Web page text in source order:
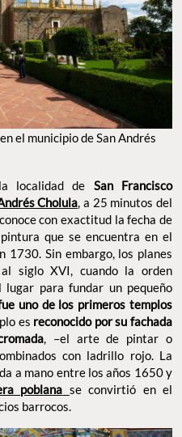
el municipio de San Andrés
localidad de San Francisco
Cholula, a 25 minutos del
con exactitud la fecha de
que se encuentra en el
1730. Sin embargo, los planes
siglo XVI, cuando la orden
para fundar un pequeño
uno de los primeros templos
es reconocido por su fachada
, –el arte de pintar o
con ladrillo rojo. La
a mano entre los años 1650 y
poblana se convirtió en el
barrocos.